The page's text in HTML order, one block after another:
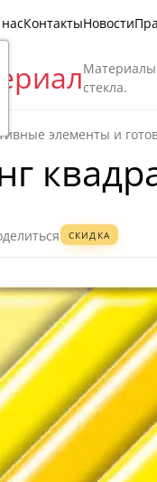
КонтактыНовости
Материалы
стекла.
элементы и
СКИДКА